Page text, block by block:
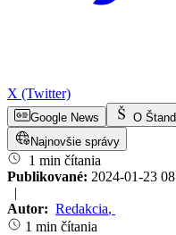
X (Twitter)
Google News O
Najnovšie správy
1 min čítania
Publikované: 2024-01-23
|
Autor: Redakcia,
1 min čítania